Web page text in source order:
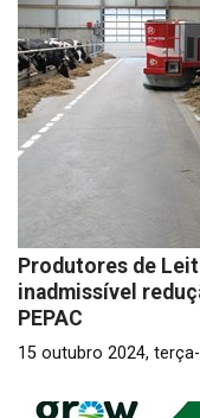
Produtores de
inadmissível
PEPAC
15 outubro 2024,